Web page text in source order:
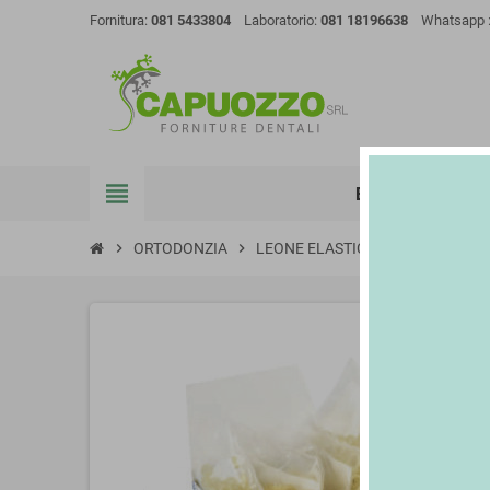
Fornitura: 081 5433804 Laboratorio: 081 18196638 Whatsapp
view_headline E-SHOP
chevron_right ORTODONZIA chevron_right LEONE ELASTICI INTRAORALI